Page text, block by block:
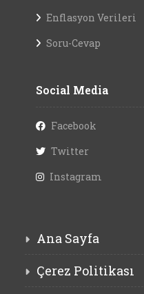
Enflasyon Verileri
Soru-Cevap
Social Media
Facebook
Twitter
Instagram
Ana Sayfa
Çerez Politikası